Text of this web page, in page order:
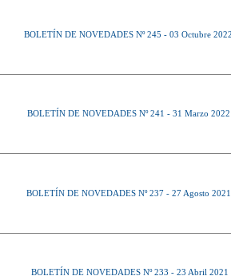
BOLETÍN DE NOVEDADES Nº 245 - 03 Octubre 2022
BOLETÍN DE NOVEDADES Nº 241 - 31 Marzo 2022
BOLETÍN DE NOVEDADES Nº 237 - 27 Agosto 2021
BOLETÍN DE NOVEDADES Nº 233 - 23 Abril 2021